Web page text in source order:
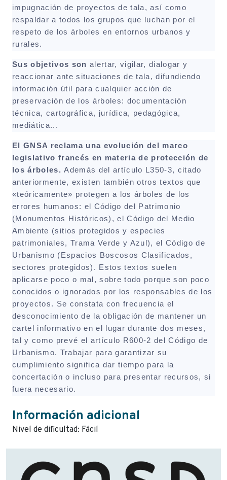
impugnación de proyectos de tala, así como
respaldar a todos los grupos que luchan por el
respeto de los árboles en entornos urbanos y
rurales.
Sus objetivos son alertar, vigilar, dialogar y
reaccionar ante situaciones de tala, difundiendo
información útil para cualquier acción de
preservación de los árboles: documentación
técnica, cartográfica, jurídica, pedagógica,
mediática...
El GNSA reclama una evolución del marco
legislativo francés en materia de protección de
los árboles.Además del artículo L350-3, citado
anteriormente, existen también otros textos que
«teóricamente» protegen a los árboles de los
errores humanos: el Código del Patrimonio
(Monumentos Históricos), el Código del Medio
Ambiente (sitios protegidos y especies
patrimoniales, Trama Verde y Azul), el Código de
Urbanismo (Espacios Boscosos Clasificados,
sectores protegidos). Estos textos suelen
aplicarse poco o mal, sobre todo porque son poco
conocidos o ignorados por los responsables de los
proyectos. Se constata con frecuencia el
desconocimiento de la obligación de mantener un
cartel informativo en el lugar durante dos meses,
tal y como prevé el artículo R600-2 del Código de
Urbanismo. Trabajar para garantizar su
cumplimiento significa dar tiempo para la
concertación o incluso para presentar recursos, si
fuera necesario.
Información adicional
Nivel de dificultad: Fácil